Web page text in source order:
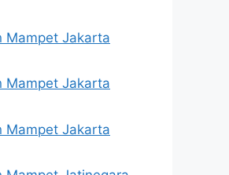
Mampet Jakarta
Mampet Jakarta
Mampet Jakarta